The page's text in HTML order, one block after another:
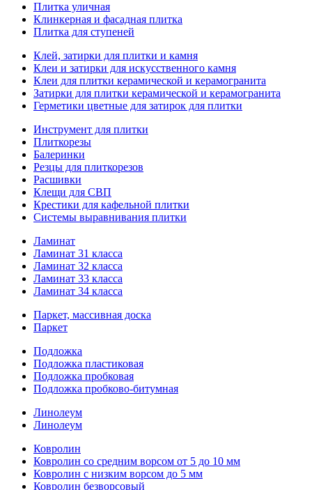
Плитка уличная
Клинкерная и фасадная плитка
Плитка для ступеней
Клей, затирки для плитки и камня
Клеи и затирки для искусственного камня
Клеи для плитки керамической и керамогранита
Затирки для плитки керамической и керамогранита
Герметики цветные для затирок для плитки
Инструмент для плитки
Плиткорезы
Балеринки
Резцы для плиткорезов
Расшивки
Клещи для СВП
Крестики для кафельной плитки
Системы выравнивания плитки
Ламинат
Ламинат 31 класса
Ламинат 32 класса
Ламинат 33 класса
Ламинат 34 класса
Паркет, массивная доска
Паркет
Подложка
Подложка пластиковая
Подложка пробковая
Подложка пробково-битумная
Линолеум
Линолеум
Ковролин
Ковролин со средним ворсом от 5 до 10 мм
Ковролин с низким ворсом до 5 мм
Ковролин безворсовый